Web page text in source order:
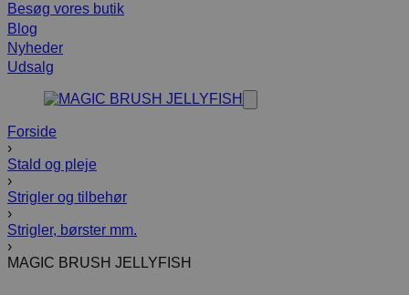
Besøg vores butik
Blog
Nyheder
Udsalg
Forside
›
Stald og pleje
›
Strigler og tilbehør
›
Strigler, børster mm.
›
MAGIC BRUSH JELLYFISH